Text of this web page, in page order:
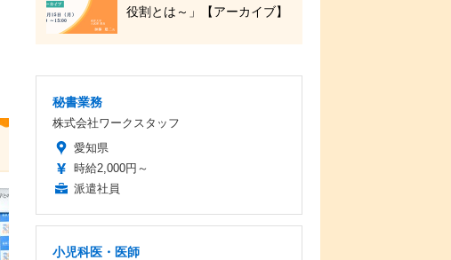
役割とは～」【アーカイブ】
秘書業務
株式会社ワークスタッフ
愛知県
時給2,000円～
派遣社員
小児科医・医師